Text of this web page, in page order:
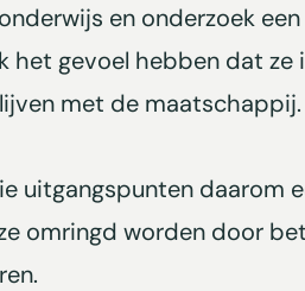
en onderzoek
het gevoel hebben dat
met de maatschappij.
uitgangspunten daarom
omringd worden door